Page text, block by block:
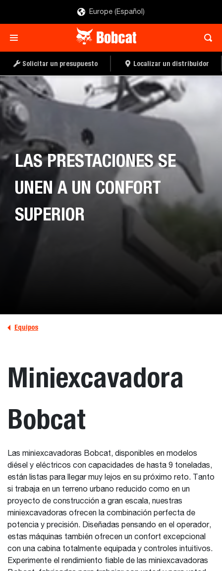
Europe (Español)
Solicitar un presupuesto Localizar un distribuidor
LAS PRESTACIONES SE
UNEN A UN CONFORT
SUPERIOR
Equipos
Miniexcavadora
Bobcat
Las miniexcavadoras Bobcat, disponibles en modelos
diésel y eléctricos con capacidades de hasta 9 toneladas,
están listas para llegar muy lejos en su próximo reto. Tanto
si trabaja en un terreno urbano reducido como en un
proyecto de construcción a gran escala, nuestras
miniexcavadoras ofrecen la combinación perfecta de
potencia y precisión. Diseñadas pensando en el operador,
estas máquinas también ofrecen un confort excepcional
con una cabina totalmente equipada y controles intuitivos.
Experimente el rendimiento fiable de las miniexcavadoras